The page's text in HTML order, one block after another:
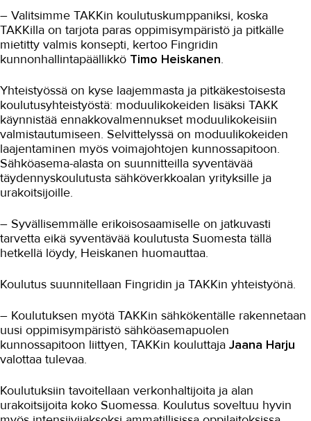
Sosiaali- ja terveysala
Sähköala
Neljän kuukauden koulutus toi
Sähköalan jatkokoulutus
Valmiutta vikatilanteisiin Pirhalle
Sähköalalle isän jalanjäljissä
Opiskelu kannattaa
Oma juttu löytyi
suurjänniteosaajakoulutuksesta
Täsmäkoulutus Carunan tarpeeseen
Sähköverkkoalan toimijoiden
tukikohta
Sähköasema ja voimajohdot
sähkökentälle
Sähköasentajien harjoitustila
– Valitsimme TAKKin koulutuskumppaniksi, koska
TAKKilla on tarjota paras oppimisympäristö ja pitkälle
mietitty valmis konsepti, kertoo Fingridin
kunnonhallintapäällikkö Timo Heiskanen.
Yhteistyössä on kyse laajemmasta ja pitkäkestoisesta
koulutusyhteistyöstä: moduulikokeiden lisäksi TAKK
käynnistää ennakkovalmennukset moduulikokeisiin
valmistautumiseen. Selvittelyssä on moduulikokeiden
laajentaminen myös voimajohtojen kunnossapitoon.
Sähköasema-alasta on suunnitteilla syventävää
täydennyskoulutusta sähköverkkoalan yrityksille ja
urakoitsijoille.
– Syvällisemmälle erikoisosaamiselle on jatkuvasti
tarvetta eikä syventävää koulutusta Suomesta tällä
hetkellä löydy, Heiskanen huomauttaa.
Koulutus suunnitellaan Fingridin ja TAKKin yhteistyönä.
– Koulutuksen myötä TAKKin sähkökentälle rakennetaan
uusi oppimisympäristö sähköasemapuolen
kunnossapitoon liittyen, TAKKin kouluttaja Jaana Harju
valottaa tulevaa.
Koulutuksiin tavoitellaan verkonhaltijoita ja alan
urakoitsijoita koko Suomessa. Koulutus soveltuu hyvin